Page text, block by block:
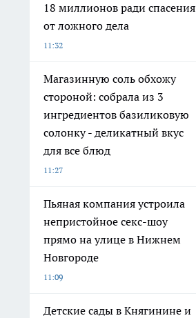
18 миллионов ради спасения
от ложного дела
11:32
Магазинную соль обхожу
стороной: собрала из 3
ингредиентов базиликовую
солонку - деликатный вкус
для все блюд
11:27
Пьяная компания устроила
непристойное секс-шоу
прямо на улице в Нижнем
Новгороде
11:09
Детские сады в Княгинине и